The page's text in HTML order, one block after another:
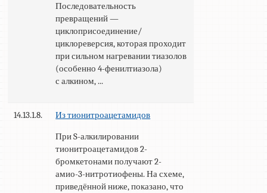
Последовательность
превращений —
циклоприсоединение/
циклореверсия, которая проходит
при сильном нагревании тиазолов
(особенно 4-фенилтиазола)
с алкином, ...
14.13.1.8.
Из тионитроацетамидов
При S-алкилировании
тионитроацетамидов 2-
бромкетонами получают 2-
амио-3-нитротиофены. На схеме,
приведённой ниже, показано, что